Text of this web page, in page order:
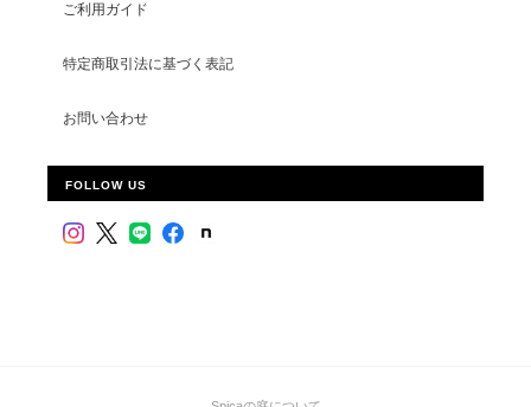
ご利用ガイド
特定商取引法に基づく表記
お問い合わせ
FOLLOW US